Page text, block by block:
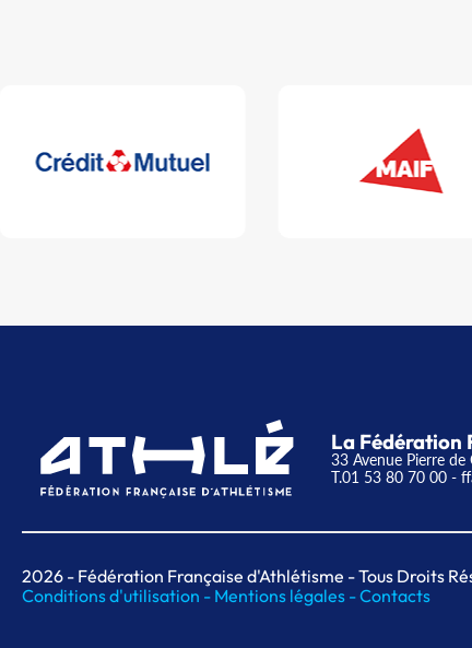
La Fédération
33 Avenue Pierre
T.01 53 80 70 00 -
2026 - Fédération Française d'Athlétisme - Tous Droits
Conditions d'utilisation - Mentions légales -Contacts